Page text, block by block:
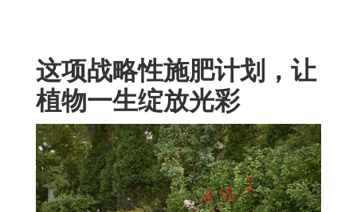
这项战略性施肥计划，让
植物一生绽放光彩